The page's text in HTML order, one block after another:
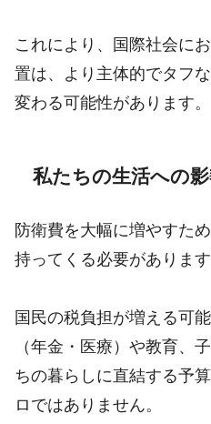
これにより、国際社会に
置は、より主体的でタフ
変わる可能性があります。
私たちの生活への
防衛費を大幅に増やすた
持ってくる必要があります
国民の税負担が増える可
（年金・医療）や教育、
ちの暮らしに直結する予
ロではありません。